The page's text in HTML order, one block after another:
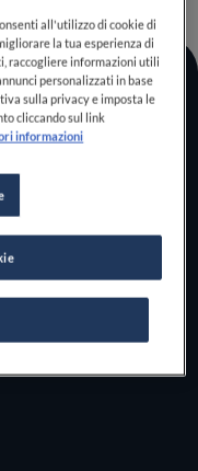
te
all'utilizzo di cookie di
la tua esperienza di
raccogliere informazioni utili
personalizzati in base
sulla privacy e imposta le
cliccando sul link
informazioni